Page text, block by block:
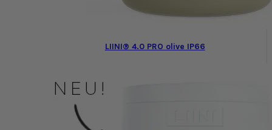
LIINI® 4.0 PRO olive IP66